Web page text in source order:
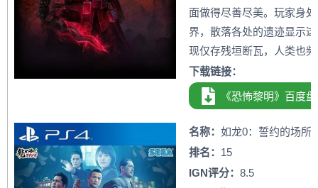
面做得尽善尽美。玩家身
界，散落各处的遗迹显示
现仅存残垣断瓦，人类也
下载链接：
《恐怖黎明》百度
名称： 如龙0：誓约的场所
排名： 15
IGN评分： 8.5